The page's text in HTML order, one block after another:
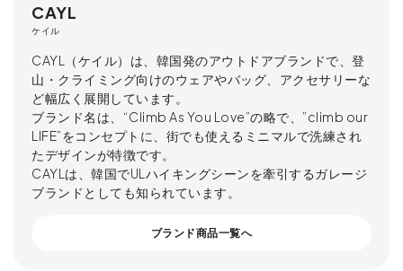
CAYL
ケイル
CAYL（ケイル）は、韓国発のアウトドアブランドで、登
山・クライミング向けのウェアやバッグ、アクセサリーな
ど幅広く展開しています。
ブランド名は、“Climb As You Love”の略で、”climb our
LIFE”をコンセプトに、街でも使えるミニマルで洗練され
たデザインが特徴です。
CAYLは、韓国でULハイキングシーンを牽引するガレージ
ブランドとしても知られています。
ブランド商品一覧へ